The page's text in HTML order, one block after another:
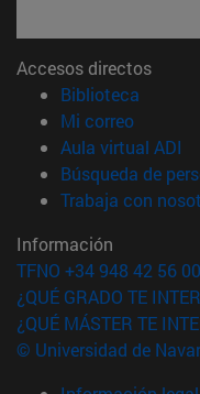
Accesos directos
Biblioteca
Mi correo(abre en
Aula virtual ADI
Búsqueda de
Trabaja con
Información
TFNO +34 948 42 56 00
¿QUÉ GRADO TE
¿QUÉ MÁSTER TE
© Universidad de